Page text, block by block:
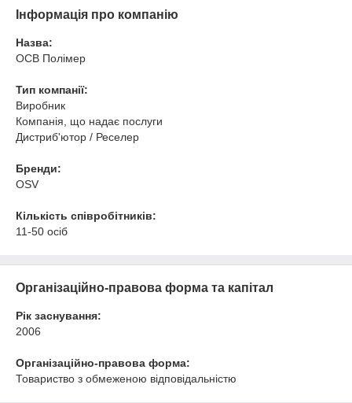
Інформація про компанію
Назва:
ОСВ Полімер
Тип компанії:
Виробник
Компанія, що надає послуги
Дистриб'ютор / Реселер
Бренди:
OSV
Кількість співробітників:
11-50 осіб
Організаційно-правова форма та капітал
Рік заснування:
2006
Організаційно-правова форма:
Товариство з обмеженою відповідальністю